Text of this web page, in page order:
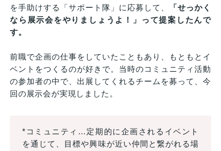
を手助けする「サポート隊」に応募して、
「せっかく
なら展示会をやりましょうよ！」って提案したんで
す。
前職で企画の仕事をしていたこともあり、もともとイ
ベントをつくるのが好きで。当時のコミュニティ活動
の参加者の中で、出展してくれるチームを募って、今
回の展示会が実現しました。
*コミュニティ…定期的に企画されるイベント
を通じて、目標や興味が近い仲間と繋がれる場